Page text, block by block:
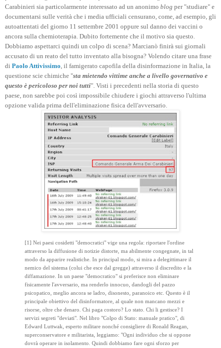
Carabinieri sia particolarmente interessato ad un anonimo blog per "studiare" e
documentarsi sulle verità che i media ufficiali censurano, come, ad esempio, gli
autoattentati del giorno 11 settembre 2001 oppure sul danno dei vaccini o
ancora sulla chemioterapia. Dubito fortemente che il motivo sia questo.
Dobbiamo aspettarci quindi un colpo di scena? Marcianò finirà sui giornali
accusato di un reato del tutto inventato alla bisogna? Volendo citare una frase
di Paolo Attivissimo , il famigerato capofila della disinformazione in Italia, la
questione scie chimiche "sta mietendo vittime anche a livello governativo e
questo è pericoloso per noi tutti". Visti i precedenti nella storia di questo
paese, non sarebbe poi così impossibile chiudere i giochi attraverso l'ultima
opzione valida prima dell'eliminazione fisica dell'avversario.
[1] Nei paesi cosidetti "democratici" vige una regola: riportare l'ordine
attraverso la diffusione di notizie distorte, ma abilmente congegnate, in tal
modo da apparire realistiche. In principal modo, si mira a delegittimare il
nemico del sistema (colui che esce dal gregge) attraverso il discredito e la
diffamazione. In un paese "democratico" si preferisce non eliminare
fisicamente l'avversario, ma renderlo innocuo, dandogli del pazzo
psicopatico, meglio ancora se ladro, disonesto, paranoico etc. Questo è il
principale obiettivo del disinformatore, al quale non mancano mezzi e
risorse, oltre che denaro. Chi paga costoro? Lo stato. Chi li gestisce? I
servizi segreti "deviati". Nel libro "Colpo di Stato: manuale pratico", di
Edward Luttwak, esperto militare nonché consigliere di Ronald Reagan,
superconservatore e militarista, leggiamo: "Ogni individuo che si oppone
dovrà operare in isolamento. Quindi dobbiamo fare ogni sforzo per